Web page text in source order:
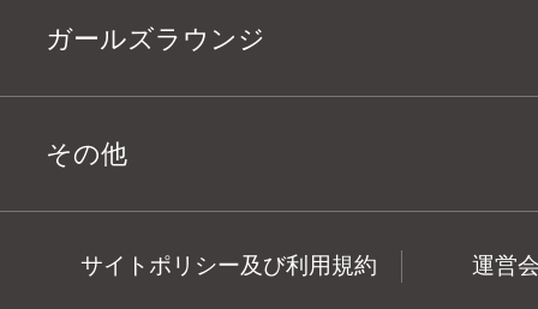
ガールズラウンジ
その他
サイトポリシー及び利用規約 運営